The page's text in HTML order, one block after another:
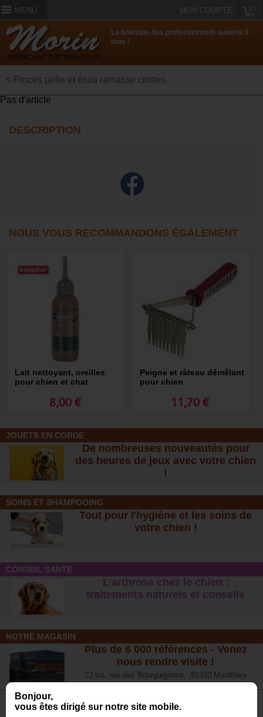
Bonjour,
vous êtes dirigé sur notre site mobile.
MENU MON COMPTE
La boutique des professionnels ouverte à
tous !
< Pinces pelle et étuis ramasse crottes
Pas d'article
DESCRIPTION
NOUS VOUS RECOMMANDONS ÉGALEMENT
Lait nettoyant, oreilles
pour chien et chat
8,00 €
Peigne et râteau démêlant
pour chien
11,70 €
JOUETS EN CORDE
De nombreuses nouveautés pour
des heures de jeux avec votre chien
!
SOINS ET SHAMPOOING
Tout pour l'hygiène et les soins de
votre chien !
CONSEIL SANTÉ
L’arthrose chez le chien :
traitements naturels et conseil s
NOTRE MAGASIN
Plus de 6 000 références - Venez
nous rendre visite !
23 bis, rue des Bourguignons, 91310 Montlhéry
Avis de nos Clients